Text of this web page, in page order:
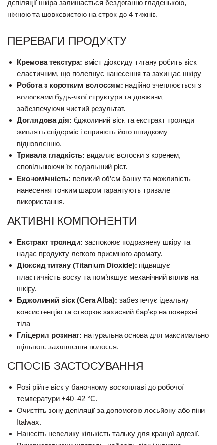
депіляції шкіра залишається бездоганно гладенькою,
ніжною та шовковистою на строк до 4 тижнів.
ПЕРЕВАГИ ПРОДУКТУ
Кремова текстура: вміст діоксиду титану робить віск
еластичним, що полегшує нанесення та захищає шкіру.
Робота з коротким волоссям: надійно зчеплюється з
волосками будь-якої структури та довжини,
забезпечуючи чистий результат.
Доглядова дія: бджолиний віск та екстракт троянди
живлять епідерміс і сприяють його швидкому
відновленню.
Тривала гладкість: видаляє волоски з коренем,
сповільнюючи їх подальший ріст.
Економічність: великий об’єм банку та можливість
нанесення тонким шаром гарантують тривале
використання.
АКТИВНІ КОМПОНЕНТИ
Екстракт троянди: заспокоює подразнену шкіру та
надає продукту легкого приємного аромату.
Діоксид титану (Titanium Dioxide): підвищує
пластичність воску та пом’якшує механічний вплив на
шкіру.
Бджолиний віск (Cera Alba): забезпечує ідеальну
консистенцію та створює захисний бар’єр на поверхні
тіла.
Гліцерил розинат: натуральна основа для максимально
щільного захоплення волосся.
СПОСІБ ЗАСТОСУВАННЯ
Розігрійте віск у баночному воскоплаві до робочої
температури +40–42 °С.
Очистіть зону депіляції за допомогою лосьйону або піни
Italwax.
Нанесіть невелику кількість тальку для кращої адгезії.